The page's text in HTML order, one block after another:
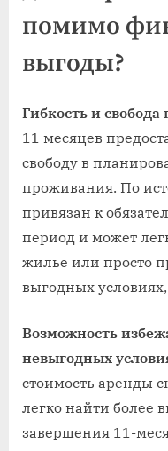
помимо
выгоды?
Гибкость и
11 месяцев
свободу в
проживания. По
привязан к
период и может
жилье или просто
выгодных
Возможность
невыгодных
стоимость аренды
легко найти более
завершения 11-